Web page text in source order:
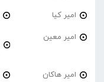
امیر کیا
امیر معین
امیر هاکان